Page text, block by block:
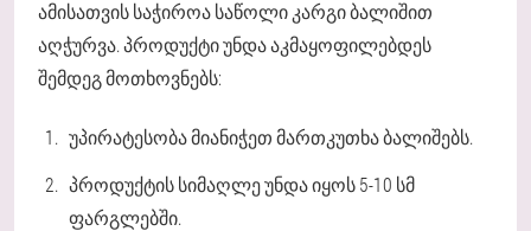
ამისათვის საჭიროა საწოლი კარგი ბალიშით
აღჭურვა. პროდუქტი უნდა აკმაყოფილებდეს
შემდეგ მოთხოვნებს:
უპირატესობა მიანიჭეთ მართკუთხა ბალიშებს.
პროდუქტის სიმაღლე უნდა იყოს 5-10 სმ
ფარგლებში.